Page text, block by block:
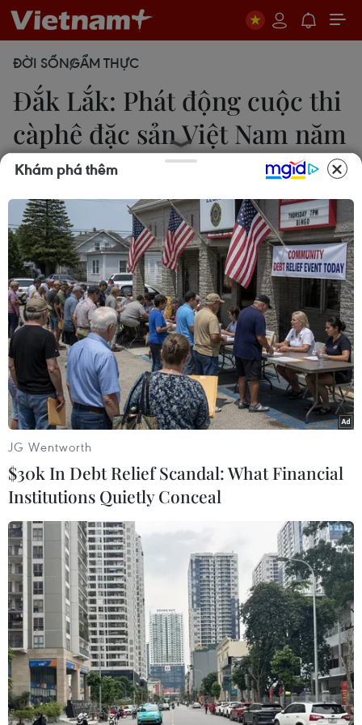
ĐỜI SỐNGẨM THỰC
Đắk Lắk: Phát động cuộc thi
càphê đặc sản Việt Nam năm
2022
Hoài Thu
23/10/2021 02:09
Sau 3 năm tổ chức, cuộc thi càphê đặc sản Việt
Nam đã mang lại nhiều lợi ích cho người nông
dân, hợp tác xã, doanh nghiệp xuất khẩu, lượng
tiêu thụ càphê đặc sản tăng mạnh.
Ban tổ chức trao giải cho các đơn vị. (Ảnh: TTXVN phát)
Ngày 22/10, tại thành phố Buôn Ma Thuột, Ủy
ban Nhân dân tỉnh Đắk Lắk và Hiệp hội Càphê
Buôn Ma Thuột tổ chức Lễ trao giải cuộc thi
Càphê đặc sản Việt Nam năm 2021 và phát động
Khám phá thêm
JG Wentworth
$30k In Debt Relief Scandal: What Financial
Institutions Quietly Conceal